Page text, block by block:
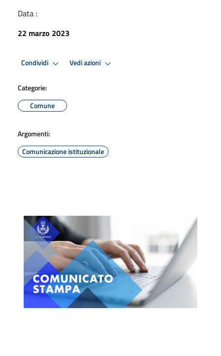
Data :
22 marzo 2023
Condividi Vedi azioni
Categorie:
Comune
Argomenti:
Comunicazione istituzionale